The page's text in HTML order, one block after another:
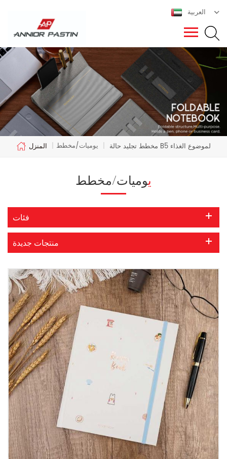
العربية
المنزل | يوميات/مخطط | مخطط تجليد حالة B5 لموضوع الغذاء
يوميات/مخطط
فئات
منتجات جديدة